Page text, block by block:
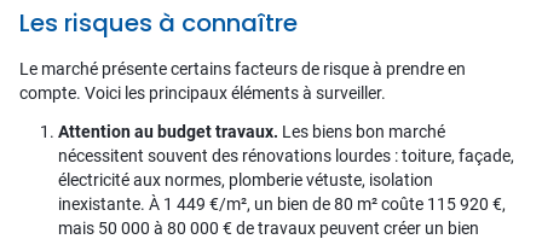
Les risques à connaître
Le marché présente certains facteurs de risque à prendre en
compte. Voici les principaux éléments à surveiller.
Attention au budget travaux. Les biens bon marché
nécessitent souvent des rénovations lourdes : toiture, façade,
électricité aux normes, plomberie vétuste, isolation
inexistante. À 1 449 €/m², un bien de 80 m² coûte 115 920 €,
mais 50 000 à 80 000 € de travaux peuvent créer un bien